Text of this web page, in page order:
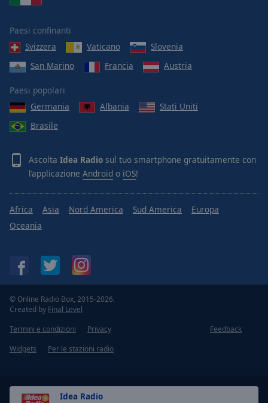
Idea Radio
Paesi confinanti
Svizzera
Vaticano
Slovenia
San Marino
Francia Austria
Paesi popolari
Germania
Albania
Stati Uniti
Brasile
Ascolta Idea Radio sul tuo smartphone gratuitamente con
l’applicazione Android o iOS!
Africa Asia Nord America Sud America
Europa
Oceania
© Online Radio Box, 2015-2026.
Created by Final Level
Termini e condizioni
Privacy
Feedback
Widgets
Per le stazioni radio